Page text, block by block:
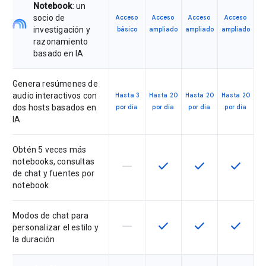
Notebook: un
socio de
investigación y
razonamiento
basado en IA
Acceso
básico
Acceso
ampliado
Acceso
ampliado
Acceso
ampliado
Genera resúmenes de
audio interactivos con
dos hosts basados en
IA
Hasta 3
por día
Hasta 20
por día
Hasta 20
por día
Hasta 20
por día
Obtén 5 veces más
notebooks, consultas
de chat y fuentes por
notebook
Esta función no está disponible en
horizontal_rule Esta función está
check Esta función
check Esta
check
Modos de chat para
personalizar el estilo y
la duración
Esta función no está disponible en
horizontal_rule Esta función está
check Esta función
check Esta
check